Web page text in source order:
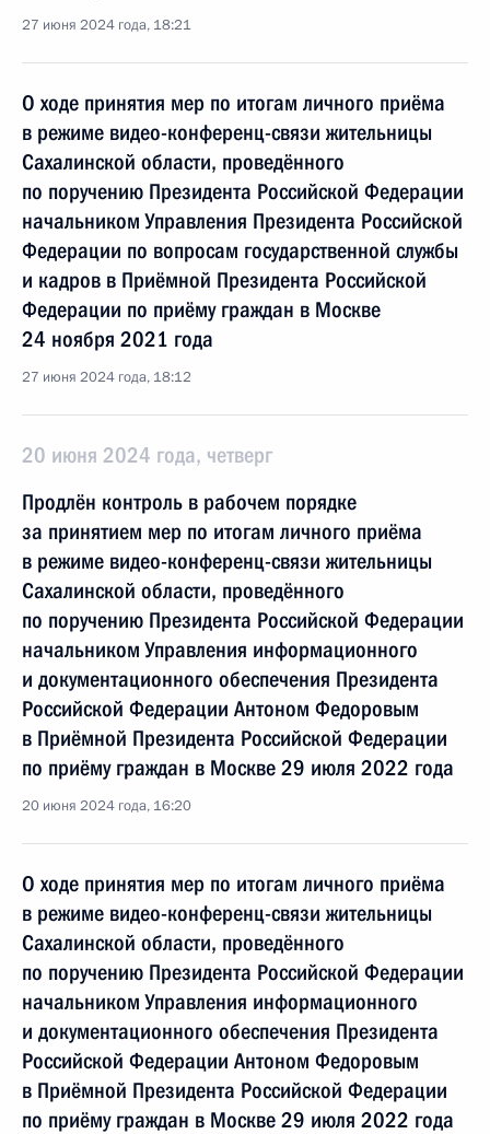
27 июня 2024 года, 18:21
О ходе принятия мер по итогам личного приёма
в режиме видео-конференц-связи жительницы
Сахалинской области, проведённого
по поручению Президента Российской Федерации
начальником Управления Президента Российской
Федерации по вопросам государственной службы
и кадров в Приёмной Президента Российской
Федерации по приёму граждан в Москве
24 ноября 2021 года
27 июня 2024 года, 18:12
20 июня 2024 года, четверг
Продлён контроль в рабочем порядке
за принятием мер по итогам личного приёма
в режиме видео-конференц-связи жительницы
Сахалинской области, проведённого
по поручению Президента Российской Федерации
начальником Управления информационного
и документационного обеспечения Президента
Российской Федерации Антоном Федоровым
в Приёмной Президента Российской Федерации
по приёму граждан в Москве 29 июля 2022 года
20 июня 2024 года, 16:20
О ходе принятия мер по итогам личного приёма
в режиме видео-конференц-связи жительницы
Сахалинской области, проведённого
по поручению Президента Российской Федерации
начальником Управления информационного
и документационного обеспечения Президента
Российской Федерации Антоном Федоровым
в Приёмной Президента Российской Федерации
по приёму граждан в Москве 29 июля 2022 года